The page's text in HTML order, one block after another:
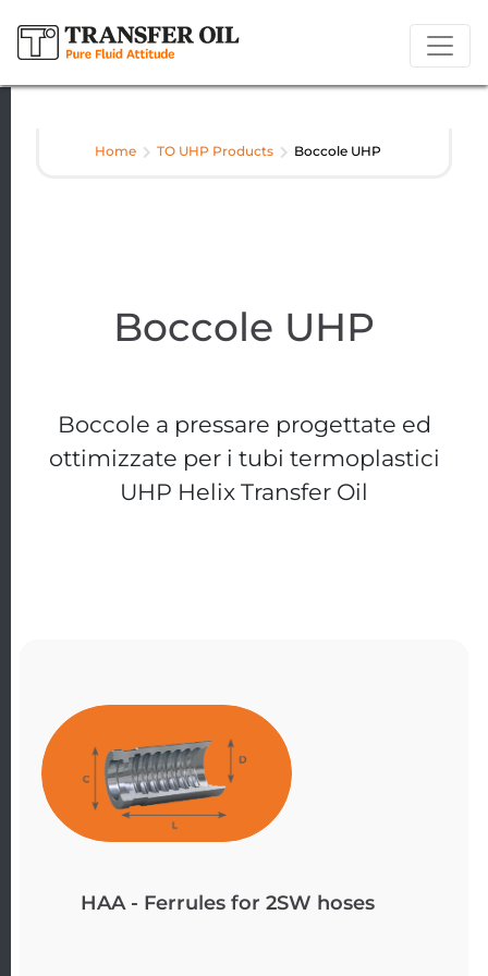
Home TO UHP Products Boccole UHP
Boccole UHP
Boccole a pressare progettate ed
ottimizzate per i tubi termoplastici
UHP Helix Transfer Oil
HAA - Ferrules for 2SW hoses